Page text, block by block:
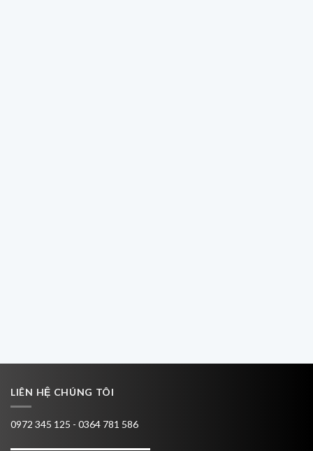
LIÊN HỆ CHÚNG TÔI
0972 345 125 - 0364 781 586